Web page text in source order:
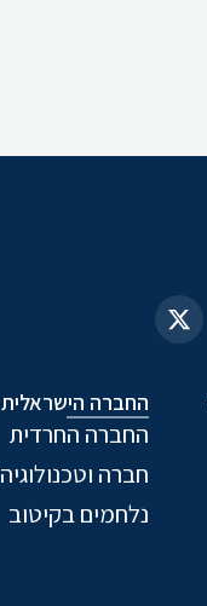
החברה הישראלית
החברה החרדית
חברה וטכנולוגיה
נלחמים בקיטוב